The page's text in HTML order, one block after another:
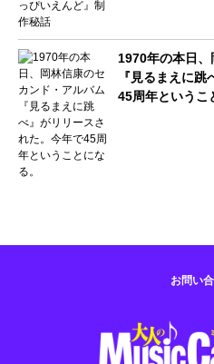
1970年の本日
『見るまえに
45周年というこ
お問い